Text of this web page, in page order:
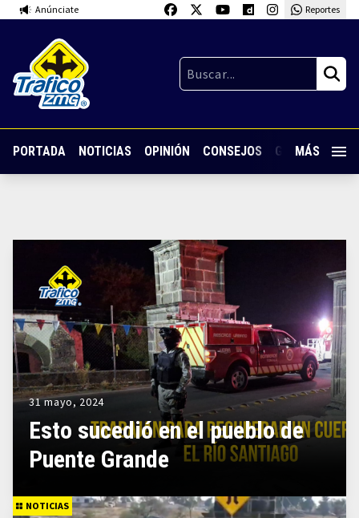
Anúnciate Reportes
PORTADA NOTICIAS OPINIÓN CONSEJOS GUARDIA
MÁS
31 mayo, 2024
Esto sucedió en el pueblo de
Puente Grande
NOTICIAS